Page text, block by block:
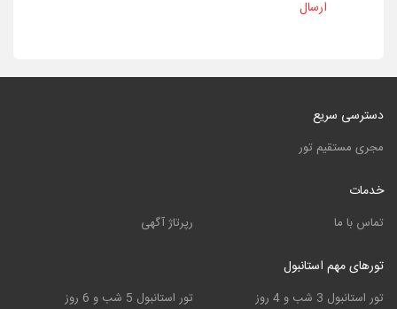
ارسال
دسترسی سریع
مجری مستقیم تور
خدمات
تماس با ما رپرتاژ آگهی
تورهای مهم استانبول
تور استانبول 3 شب و 4 روز
تور استانبول 5 شب و 6 روز